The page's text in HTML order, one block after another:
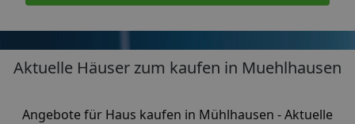
Aktuelle Häuser zum kaufen in Muehlhausen
Angebote für Haus kaufen in Mühlhausen - Aktuelle